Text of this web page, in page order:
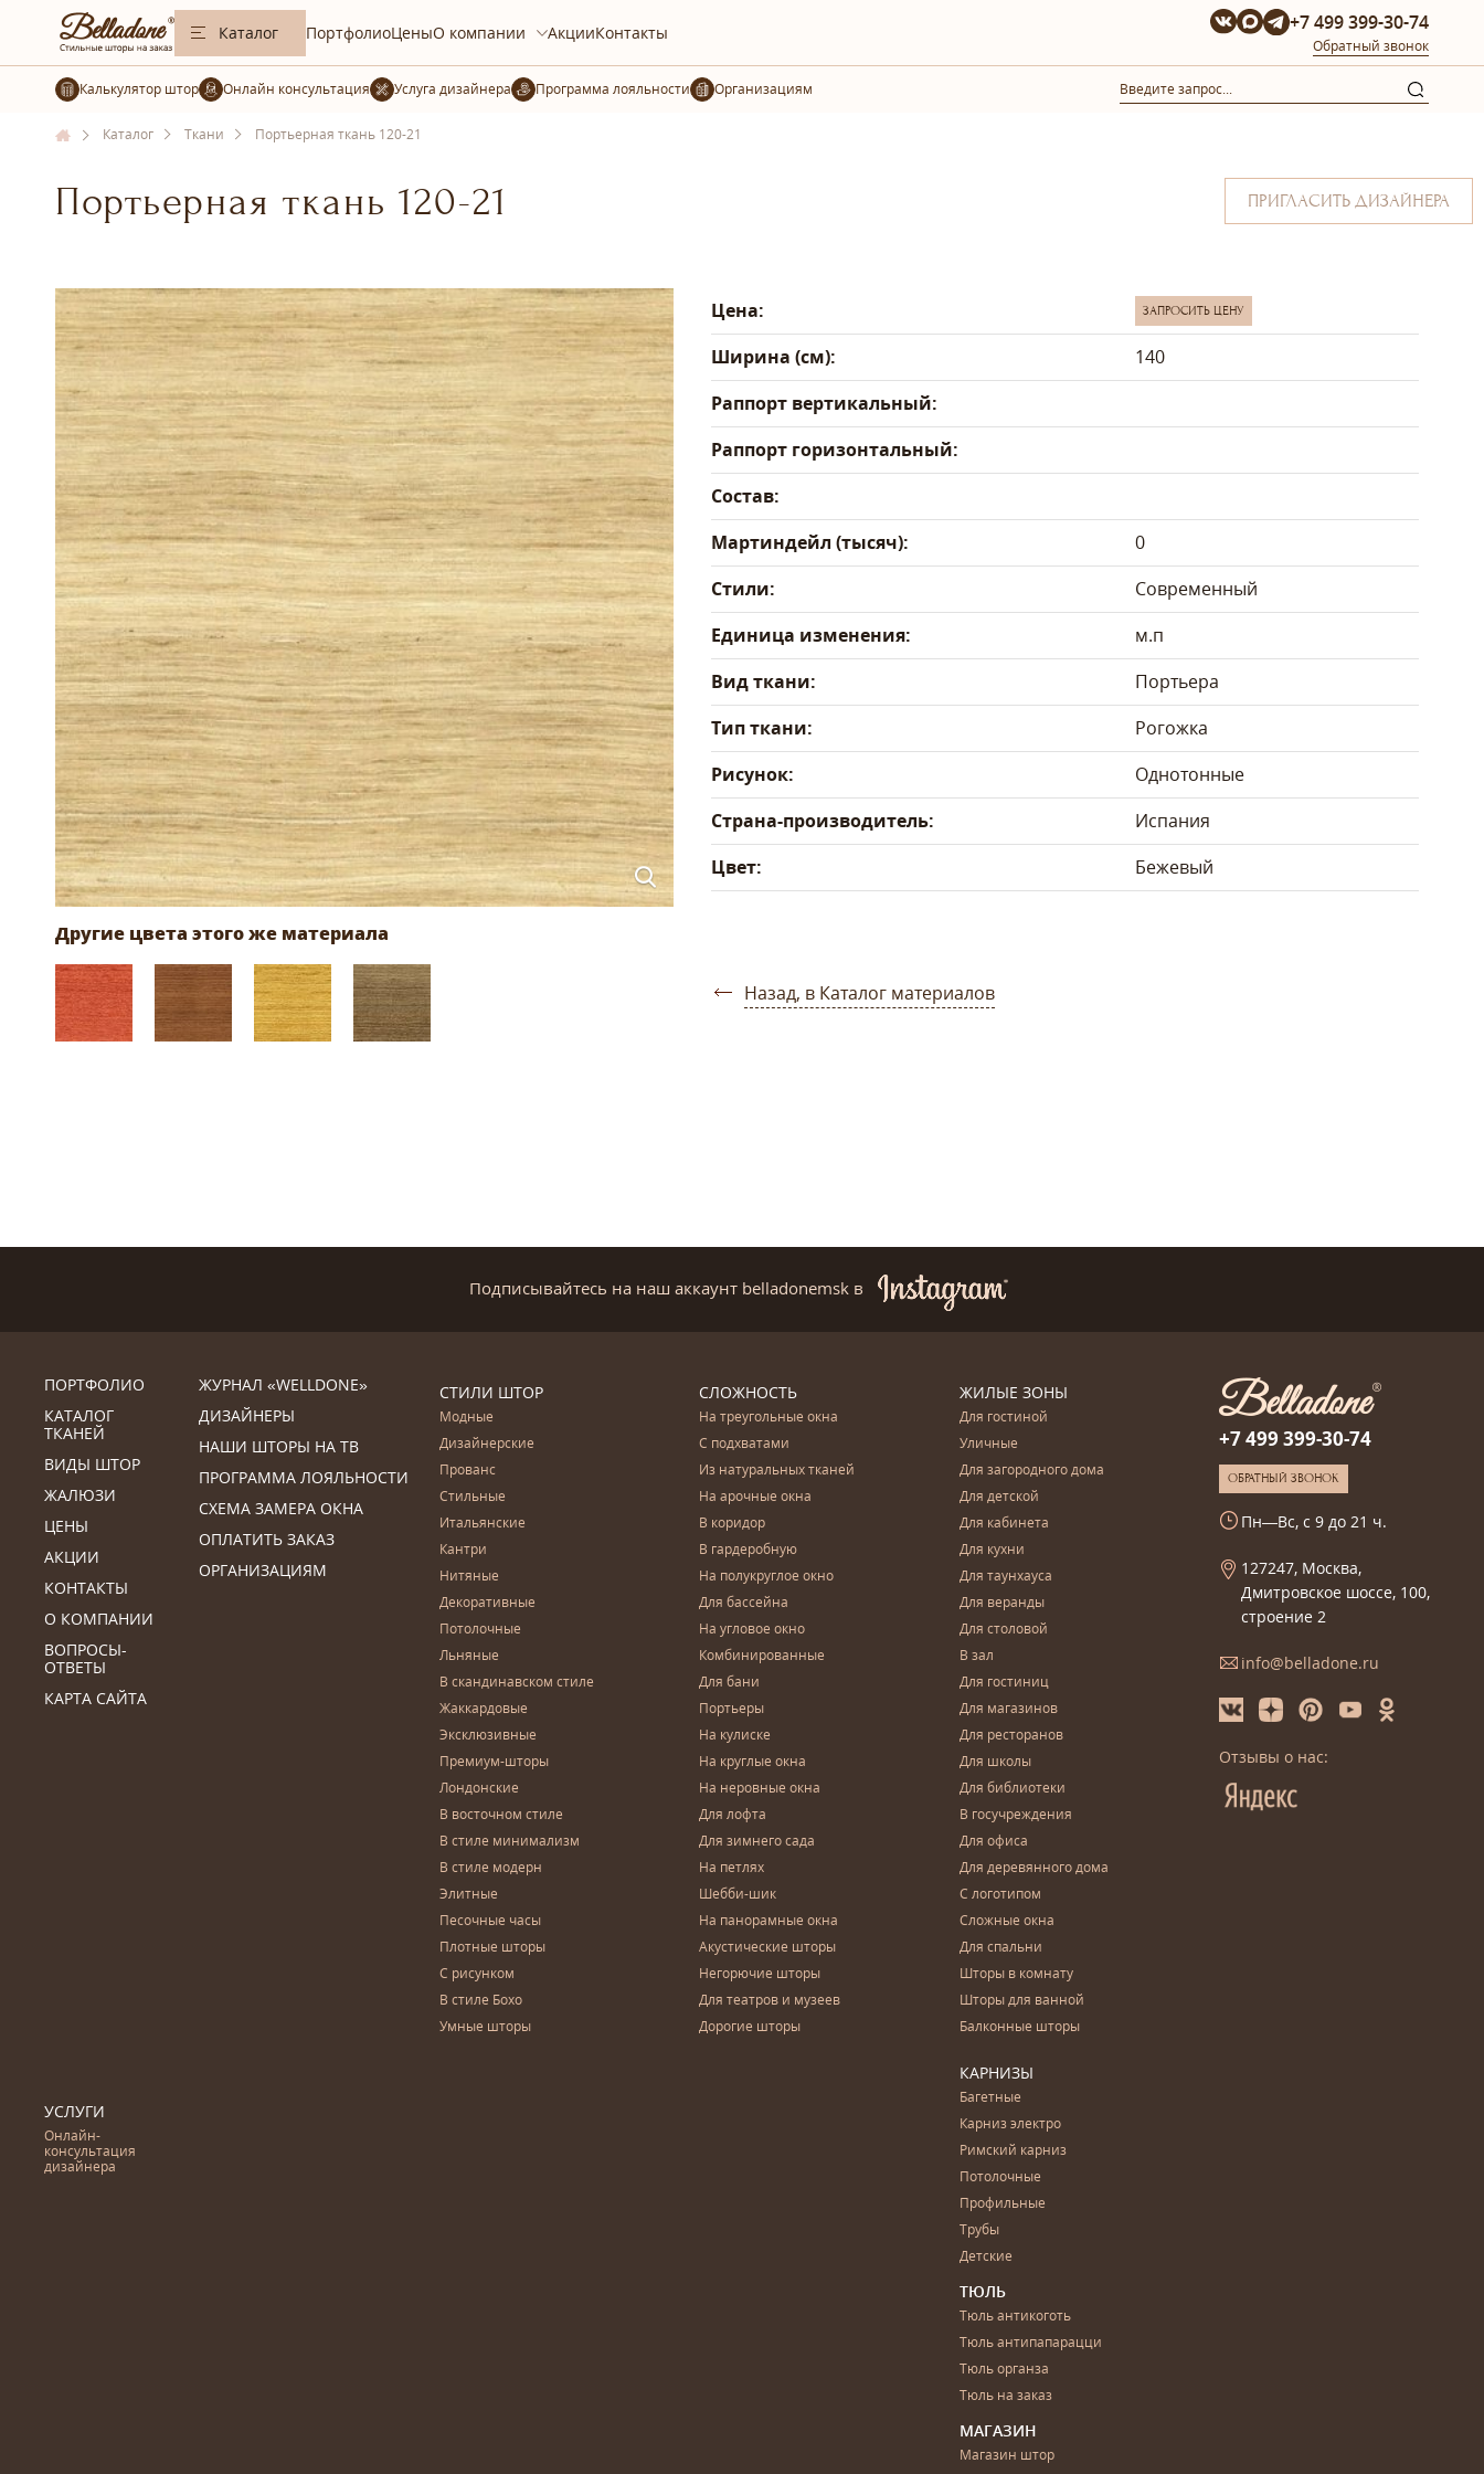
Каталог ПортфолиоЦеныО компании АкцииКонтакты +7 499 399-30-74
Обратный звонок
Калькулятор штор Услуга дизайнера Организациям
Каталог Ткани Портьерная ткань 120-21
Портьерная ткань 120-21 ПРИГЛАСИТЬ ДИЗАЙНЕРА
Цена: ЗАПРОСИТЬ ЦЕНУ
Ширина (см):
140
Раппорт вертикальный:
Раппорт горизонтальный:
Состав:
Мартиндейл (тысяч):
0
Стили:
Современный
Единица изменения:
м.п
Вид ткани:
Портьера
Тип ткани:
Рогожка
Рисунок:
Однотонные
Страна-производитель:
Испания
Цвет:
Бежевый
Назад, в Каталог материалов
Подписывайтесь на наш аккаунт belladonemsk в
ПОРТФОЛИО
КАТАЛОГ
ТКАНЕЙ
ВИДЫ ШТОР
ЖАЛЮЗИ
ЦЕНЫ
АКЦИИ
КОНТАКТЫ
О КОМПАНИИ
ВОПРОСЫ-
ОТВЕТЫ
КАРТА САЙТА
ЖУРНАЛ «WELLDONE»
ДИЗАЙНЕРЫ
НАШИ ШТОРЫ НА ТВ
ПРОГРАММА ЛОЯЛЬНОСТИ
СХЕМА ЗАМЕРА ОКНА
ОПЛАТИТЬ ЗАКАЗ
ОРГАНИЗАЦИЯМ
УСЛУГИ
Онлайн-
консультация
дизайнера
СТИЛИ ШТОР
Модные
Дизайнерские
Прованс
Стильные
Итальянские
Кантри
Нитяные
Декоративные
Потолочные
Льняные
В скандинавском стиле
Жаккардовые
Эксклюзивные
Премиум-шторы
Лондонские
В восточном стиле
В стиле минимализм
В стиле модерн
Элитные
Песочные часы
Плотные шторы
С рисунком
В стиле Бохо
Умные шторы
СЛОЖНОСТЬ
На треугольные окна
С подхватами
Из натуральных тканей
На арочные окна
В коридор
В гардеробную
На полукруглое окно
Для бассейна
На угловое окно
Комбинированные
Для бани
Портьеры
На кулиске
На круглые окна
На неровные окна
Для лофта
Для зимнего сада
На петлях
Шебби-шик
На панорамные окна
Акустические шторы
Негорючие шторы
Для театров и музеев
Дорогие шторы
ЖИЛЫЕ ЗОНЫ
Для гостиной
Уличные
Для загородного дома
Для детской
Для кабинета
Для кухни
Для таунхауса
Для веранды
Для столовой
В зал
Для гостиниц
Для магазинов
Для ресторанов
Для школы
Для библиотеки
В госучреждения
Для офиса
Для деревянного дома
С логотипом
Сложные окна
Для спальни
Шторы в комнату
Шторы для ванной
Балконные шторы
КАРНИЗЫ
Багетные
Карниз электро
Римский карниз
Потолочные
Профильные
Трубы
Детские
ТЮЛЬ
Тюль антикоготь
Тюль антипапарацци
Тюль органза
Тюль на заказ
МАГАЗИН
Магазин штор
+7 499 399-30-74
ОБРАТНЫЙ ЗВОНОК
Пн—Вс, с 9 до 21 ч.
127247, Москва,
Дмитровское шоссе, 100,
строение 2
info@belladone.ru
Отзывы о нас: